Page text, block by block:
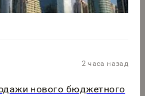
2 часа назад
нового бюджетного